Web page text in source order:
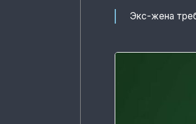
Экс-жена